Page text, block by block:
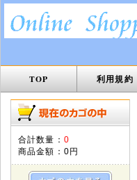
TOP 利用規約
合計数量： 0
商品金額： 0円